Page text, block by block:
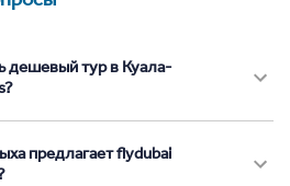
дешевый тур в Куала-
предлагает flydubai